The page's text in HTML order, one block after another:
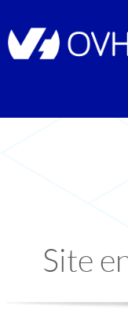
Site